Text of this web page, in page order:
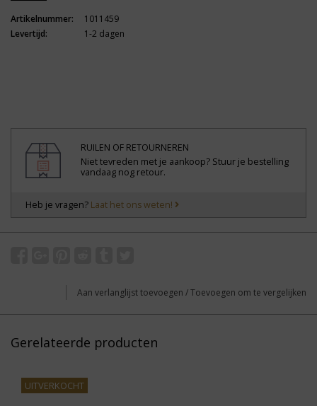
Artikelnummer:
1011459
Levertijd:
1-2 dagen
RUILEN OF RETOURNEREN
Niet tevreden met je aankoop? Stuur je bestelling
vandaag nog retour.
Heb je vragen? Laat het ons weten!
Aan verlanglijst toevoegen /Toevoegen om te vergelijken
Gerelateerde producten
UITVERKOCHT